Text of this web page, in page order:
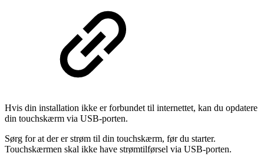
Hvis din installation ikke er forbundet til internettet, kan du opdatere
din touchskærm via USB-porten.
Sørg for at der er strøm til din touchskærm, før du starter.
Touchskærmen skal ikke have strømtilførsel via USB-porten.